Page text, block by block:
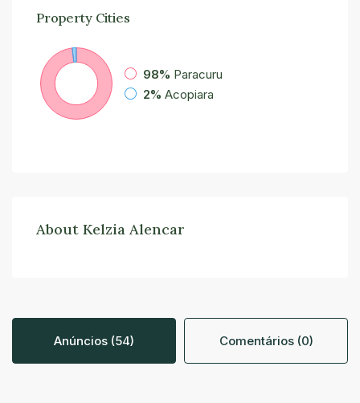
Property Cities
98% Paracuru
2% Acopiara
About Kelzia Alencar
Anúncios (54) Comentários (0)